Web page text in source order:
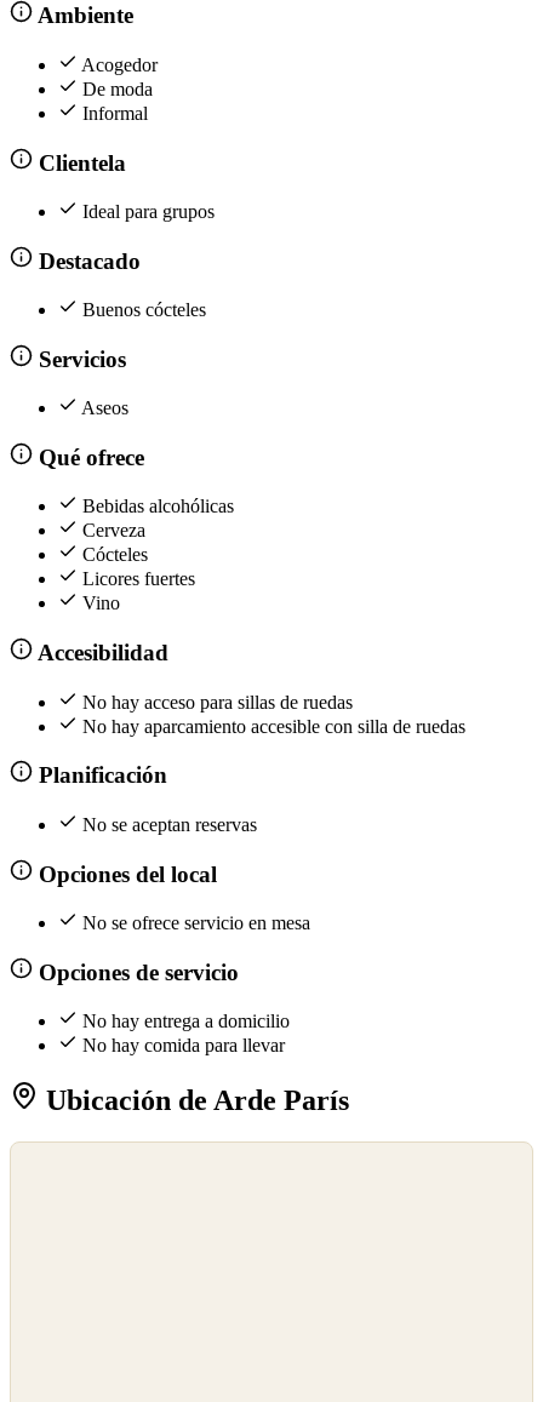
Ambiente
Acogedor
De moda
Informal
Clientela
Ideal para grupos
Destacado
Buenos cócteles
Servicios
Aseos
Qué ofrece
Bebidas alcohólicas
Cerveza
Cócteles
Licores fuertes
Vino
Accesibilidad
No hay acceso para sillas de ruedas
No hay aparcamiento accesible con silla de ruedas
Planificación
No se aceptan reservas
Opciones del local
No se ofrece servicio en mesa
Opciones de servicio
No hay entrega a domicilio
No hay comida para llevar
Ubicación de Arde París